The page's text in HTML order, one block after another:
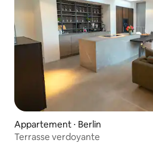
Appartement ⋅ Berlin
Terrasse verdoyante